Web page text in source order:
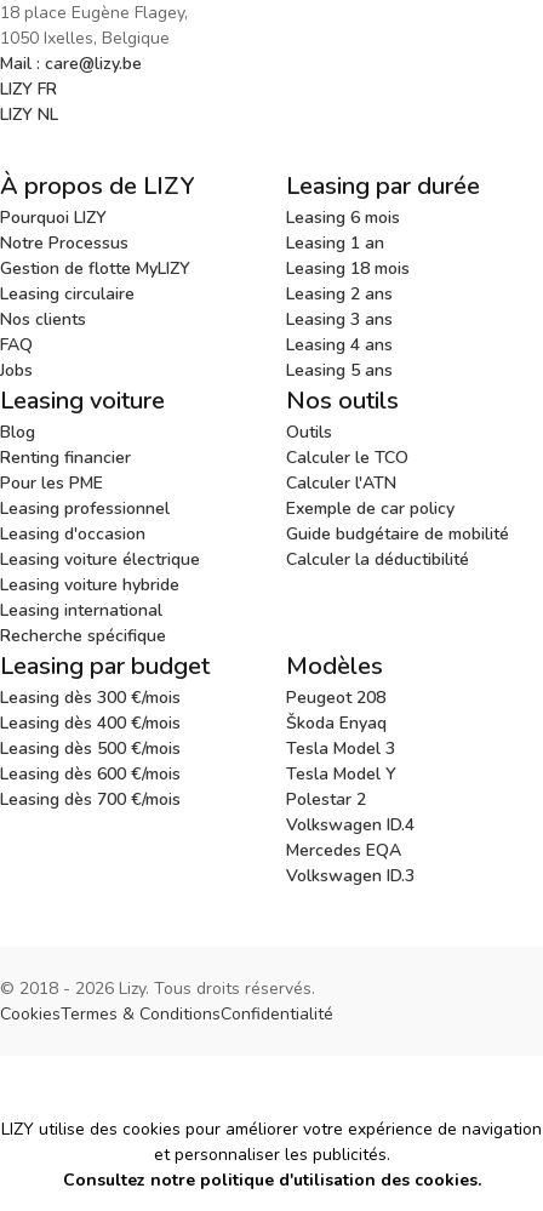
18 place Eugène Flagey,
1050 Ixelles, Belgique
Mail : care@lizy.be
LIZY FR
LIZY NL
À propos de LIZY
Pourquoi LIZY
Notre Processus
Gestion de flotte MyLIZY
Leasing circulaire
Nos clients
FAQ
Jobs
Leasing par durée
Leasing 6 mois
Leasing 1 an
Leasing 18 mois
Leasing 2 ans
Leasing 3 ans
Leasing 4 ans
Leasing 5 ans
Leasing voiture
Blog
Renting financier
Pour les PME
Leasing professionnel
Leasing d'occasion
Leasing voiture électrique
Leasing voiture hybride
Leasing international
Recherche spécifique
Nos outils
Outils
Calculer le TCO
Calculer l'ATN
Exemple de car policy
Guide budgétaire de mobilité
Calculer la déductibilité
Leasing par budget
Leasing dès 300 €/mois
Leasing dès 400 €/mois
Leasing dès 500 €/mois
Leasing dès 600 €/mois
Leasing dès 700 €/mois
Modèles
Peugeot 208
Škoda Enyaq
Tesla Model 3
Tesla Model Y
Polestar 2
Volkswagen ID.4
Mercedes EQA
Volkswagen ID.3
© 2018 - 2026 Lizy. Tous droits réservés.
CookiesTermes & ConditionsConfidentialité
Cookies
LIZY utilise des cookies pour améliorer votre expérience de navigation
et personnaliser les publicités.
Consultez notre politique d'utilisation des cookies.